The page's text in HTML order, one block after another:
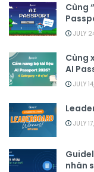
Cùng
JULY
Cùng
AI
JULY
JULY
nhân